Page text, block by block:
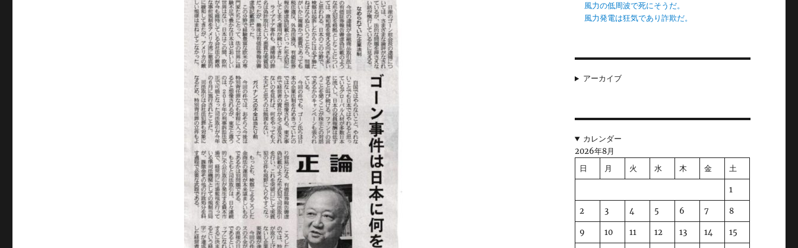
風力の低周波で死にそうだ。
風力発電は狂気であり詐欺だ。
アーカイブ
カレンダー
2026年8月
日
月 火 水 木 金 土
1
2 3 4 5 6 7 8
9 10 11 12 13 14 15